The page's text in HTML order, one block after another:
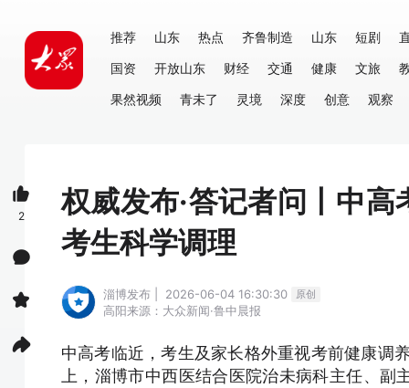
推荐 山东 热点 齐鲁制造 山东 短剧
国资
开放山东 财经 交通 健康 文旅
果然视频
青未了 灵境 深度 创意 观察
权威发布·答记者问丨中
考生科学调理
淄博发布 | 2026-06-04 16:30:30 原创
高阳来源：大众新闻·鲁中晨报
中高考临近，考生及家长格外重视考前健康调
上，淄博市中西医结合医院治未病科主任、
2